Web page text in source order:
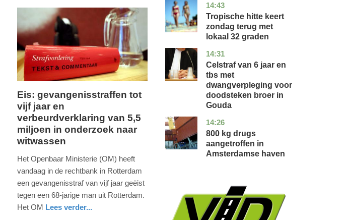
09-
2025
09:10
donderdag,
29.
november
2018
-
20:11
Update:
09-
Eis: gevangenisstraffen tot
vijf jaar en
verbeurdverklaring van 5,5
miljoen in onderzoek naar
witwassen
Het Openbaar Ministerie (OM) heeft
vandaag in de rechtbank in Rotterdam
een gevangenisstraf van vijf jaar geëist
tegen een 68-jarige man uit Rotterdam.
Het OM Lees verder...
14:43
utrecht
nieuws
Tropische hitte keert
zondag terug met
lokaal 32 graden
14:31
zuid-
holland
nieuws
Celstraf van 6 jaar en
tbs met
dwangverpleging voor
doodsteken broer in
Gouda
14:26
noord-
holland
nieuws
800 kg drugs
aangetroffen in
Amsterdamse haven